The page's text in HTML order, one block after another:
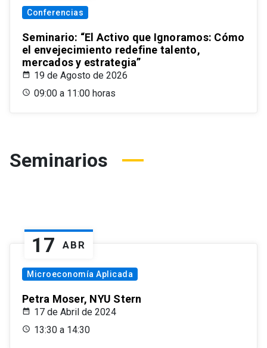
Conferencias
Seminario: “El Activo que Ignoramos: Cómo
el envejecimiento redefine talento,
mercados y estrategia”
19 de Agosto de 2026
09:00 a 11:00 horas
Seminarios
17 ABR
Microeconomía Aplicada
Petra Moser, NYU Stern
17 de Abril de 2024
13:30 a 14:30